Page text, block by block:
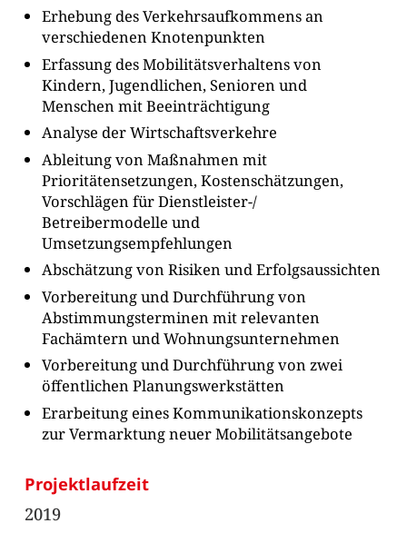
Erhebung des Verkehrsaufkommens an
verschiedenen Knotenpunkten
Erfassung des Mobilitätsverhaltens von
Kindern, Jugendlichen, Senioren und
Menschen mit Beeinträchtigung
Analyse der Wirtschaftsverkehre
Ableitung von Maßnahmen mit
Prioritätensetzungen, Kostenschätzungen,
Vorschlägen für Dienstleister-/
Betreibermodelle und
Umsetzungsempfehlungen
Abschätzung von Risiken und Erfolgsaussichten
Vorbereitung und Durchführung von
Abstimmungsterminen mit relevanten
Fachämtern und Wohnungsunternehmen
Vorbereitung und Durchführung von zwei
öffentlichen Planungswerkstätten
Erarbeitung eines Kommunikationskonzepts
zur Vermarktung neuer Mobilitätsangebote
Projektlaufzeit
2019